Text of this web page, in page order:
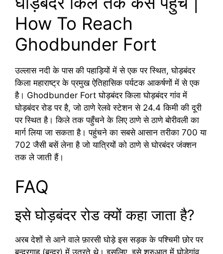
How To Reach
Ghodbunder Fort
उल्लास नदी के पास की पहाड़ियों में से एक पर स्थित, घोड़बंदर
किला महाराष्ट्र के प्रमुख ऐतिहासिक पर्यटक आकर्षणों में से एक
है। Ghodbunder Fort घोड़बंदर किला घोड़बंदर गांव में
घोड़बंदर रोड पर है, जो ठाणे रेलवे स्टेशन से 24.4 किमी की दूरी
पर स्थित है। किले तक पहुँचने के लिए ठाणे से ठाणे बोरीवली का
मार्ग लिया जा सकता है। पहुंचने का सबसे आसान तरीका 700 या
702 जैसी बसें लेना है जो यात्रियों को ठाणे से घोरबंदर जंक्शन
तक ले जाती हैं।
FAQ
इसे घोड़बंदर रोड क्यों कहा जाता है?
अरब देशों से आने वाले फ़ारसी घोड़े इस सड़क के पश्चिमी छोर पर
बन्दरगाह (बन्दर) में उतरते थे। इसलिए, इसे शुरुआत में घोडेगांव